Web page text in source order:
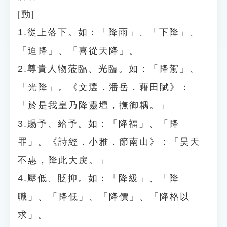
[動]
1.從上落下。如：「降雨」、「下降」、
「迫降」、「喜從天降」。
2.尊貴人物蒞臨、光臨。如：「降駕」、
「光降」。《文選．潘岳．藉田賦》：
「於是我皇乃降靈壇，撫御耦。」
3.賜予、給予。如：「降福」、「降
罪」。《詩經．小雅．節南山》：「昊天
不惠，降此大戾。」
4.壓低、貶抑。如：「降級」、「降
職」、「降低」、「降價」、「降格以
求」。